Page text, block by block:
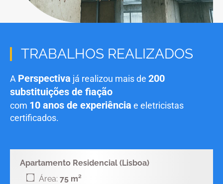
TRABALHOS REALIZADOS
A Perspectiva já realizou mais de 200
substituições de fiação
com 10 anos de experiência e eletricistas
certificados.
Apartamento Residencial (Lisboa)
Área: 75 m²